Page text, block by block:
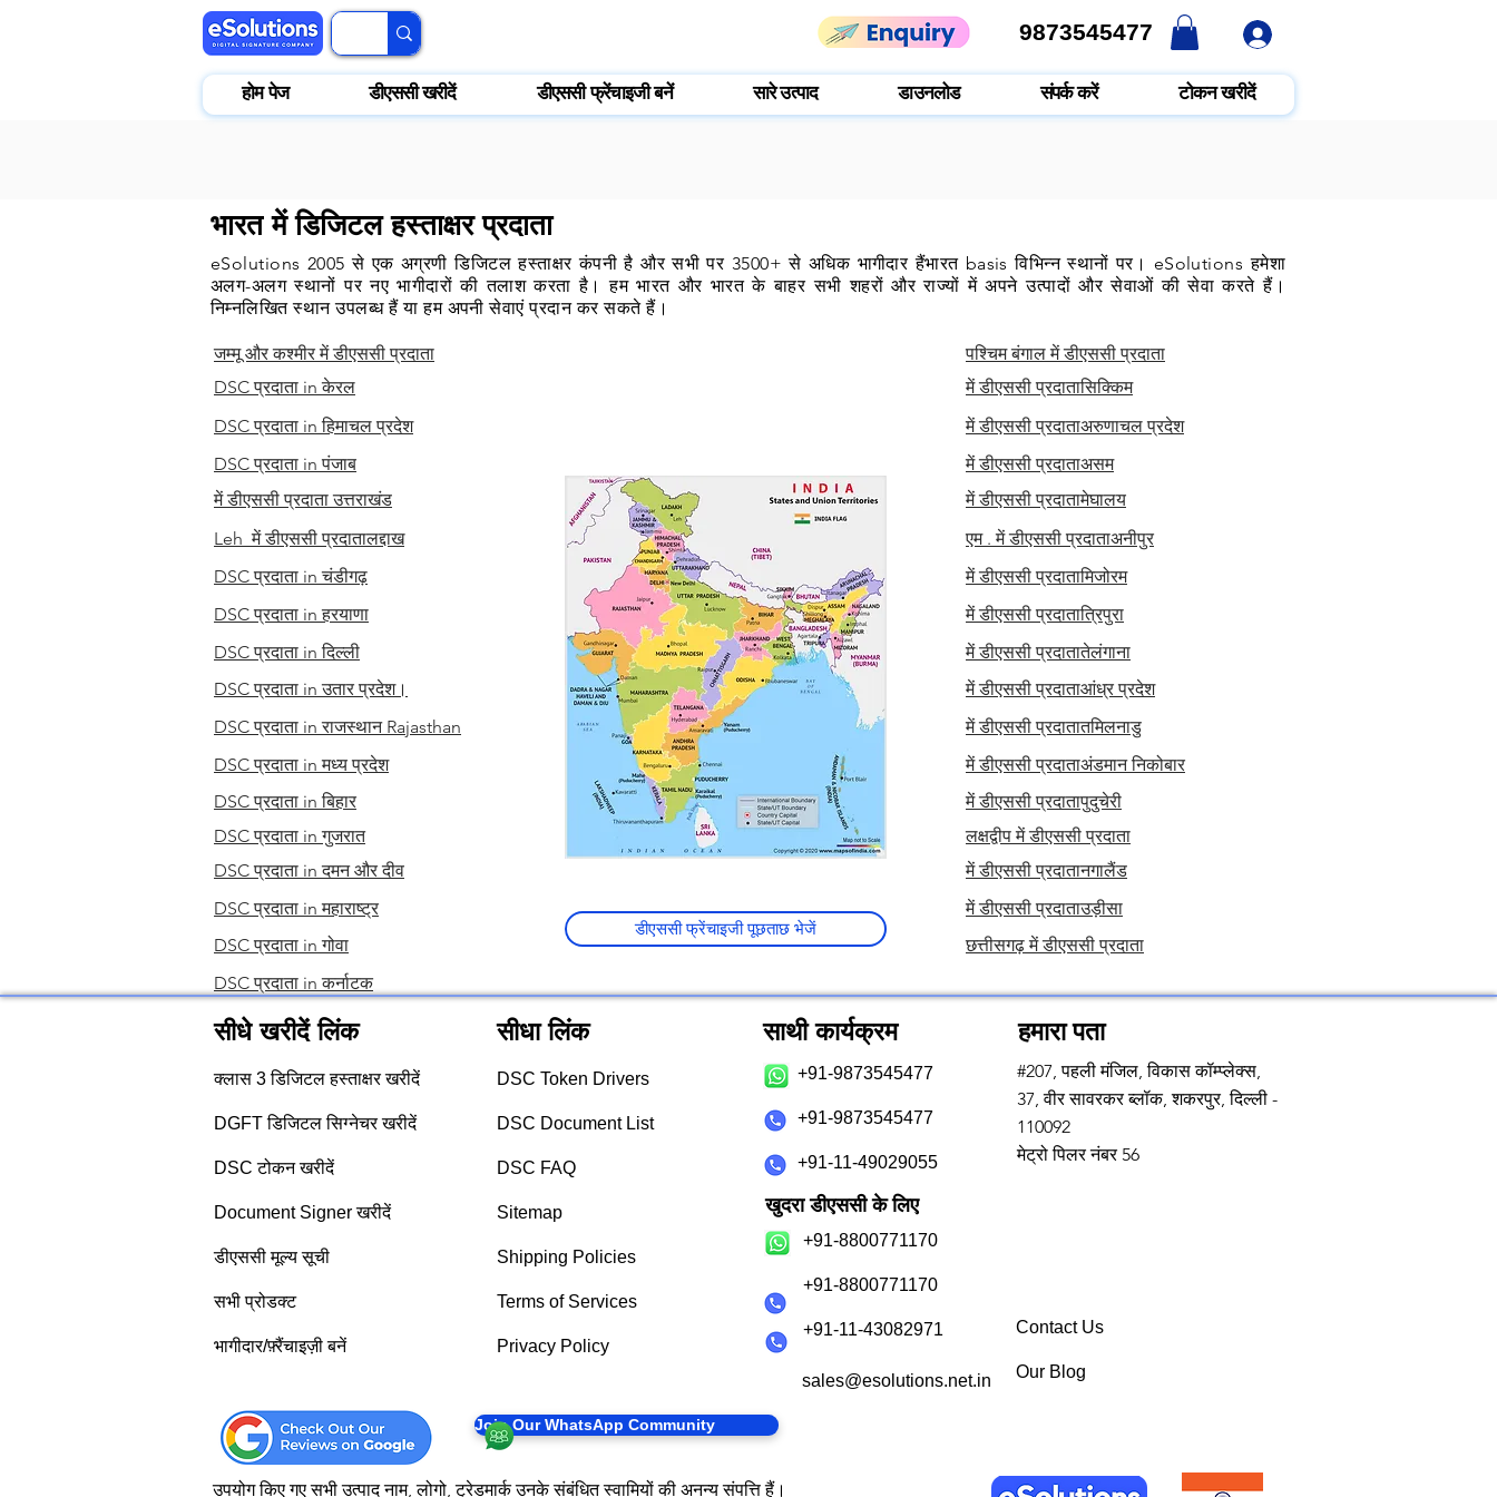
9873545477
9873545477
होम पेज डीएससी खरीदें डीएससी फ्रेंचाइजी बनें सारे उत्पाद डाउनलोड संपर्क करें टोकन खरीदें
भारत में डिजिटल हस्ताक्षर प्रदाता
eSolutions 2005 से एक अग्रणी डिजिटल हस्ताक्षर कंपनी है और सभी पर 3500+ से अधिक भागीदार हैंभारतbasis विभिन्न स्थानों पर। eSolutions हमेशा
अलग-अलग स्थानों पर नए भागीदारों की तलाश करता है। हम भारत और भारत के बाहर सभी शहरों और राज्यों में अपने उत्पादों और सेवाओं की सेवा करते हैं।
निम्नलिखित स्थान उपलब्ध हैं या हम अपनी सेवाएं प्रदान कर सकते हैं।
जम्मू और कश्मीर में डीएससी प्रदाता
DSC प्रदाता inकेरल
DSC प्रदाता inहिमाचल प्रदेश
DSC प्रदाता inपंजाब
में डीएससी प्रदाताउत्तराखंड
Leh में डीएससी प्रदातालद्दाख
DSC प्रदाता inचंडीगढ़
DSC प्रदाता inहरयाणा
DSC प्रदाता inदिल्ली
DSC प्रदाता inउतार प्रदेश।
DSC प्रदाता inराजस्थान Rajasthan
DSC प्रदाता inमध्य प्रदेश
DSC प्रदाता inबिहार
DSC प्रदाता inगुजरात
DSC प्रदाता inदमन और दीव
DSC प्रदाता inमहाराष्ट्र
DSC प्रदाता inगोवा
डीएससी फ्रेंचाइजी पूछताछ भेजें
पश्चिम बंगाल में डीएससी प्रदाता
में डीएससी प्रदातासिक्किम
में डीएससी प्रदाताअरुणाचल प्रदेश
में डीएससी प्रदाताअसम
में डीएससी प्रदातामेघालय
एम . में डीएससी प्रदाताअनीपुर
में डीएससी प्रदातामिजोरम
में डीएससी प्रदातात्रिपुरा
में डीएससी प्रदातातेलंगाना
में डीएससी प्रदाताआंध्र प्रदेश
में डीएससी प्रदातातमिलनाडु
में डीएससी प्रदाताअंडमान निकोबार
में डीएससी प्रदातापुदुचेरी
लक्षद्वीप में डीएससी प्रदाता
में डीएससी प्रदातानगालैंड
में डीएससी प्रदाताउड़ीसा
छत्तीसगढ़ में डीएससी प्रदाता
DSC प्रदाता inकर्नाटक
सीधे खरीदें लिंक
क्लास 3 डिजिटल हस्ताक्षर खरीदें
DGFT डिजिटल सिग्नेचर खरीदें
DSC टोकन खरीदें
Document Signer खरीदें
डीएससी मूल्य सूची
सभी प्रोडक्ट
भागीदार/फ़्रैंचाइज़ी बनें
सीधा लिंक
DSC Token Drivers
DSC Document List
DSC FAQ
Sitemap
Shipping Policies
Terms of Services
Privacy Policy
साथी कार्यक्रम
+91-9873545477
+91-9873545477
+91-11-49029055
खुदरा डीएससी के लिए
+91-8800771170
+91-8800771170
+91-11-43082971
sales@esolutions.net.in
हमारा पता
#207, पहली मंजिल, विकास कॉम्प्लेक्स,
37, वीर सावरकर ब्लॉक, शकरपुर, दिल्ली -
110092
मेट्रो पिलर नंबर 56
Contact Us
Our Blog
Join Our WhatsApp Community
उपयोग किए गए सभी उत्पाद नाम, लोगो, ट्रेडमार्क उनके संबंधित स्वामियों की अनन्य संपत्ति हैं।